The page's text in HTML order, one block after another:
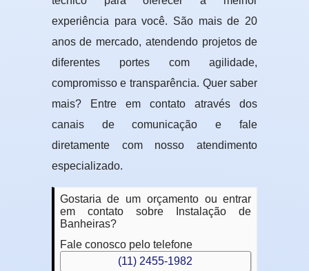
experiência para você. São mais de 20
anos de mercado, atendendo projetos de
diferentes portes com agilidade,
compromisso e transparência. Quer saber
mais? Entre em contato através dos
canais de comunicação e fale
diretamente com nosso atendimento
especializado.
Gostaria de um orçamento ou entrar
em contato sobre Instalação de
Banheiras?
Fale conosco pelo telefone
(11) 2455-1982